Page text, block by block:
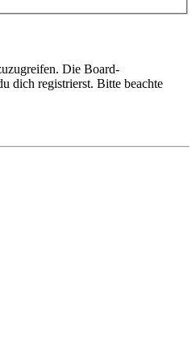
Die Board-
dich registrierst. Bitte beachte